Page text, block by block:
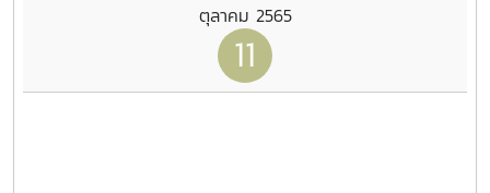
ตุลาคม 2565
11